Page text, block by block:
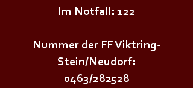
Im Notfall: 122
Nummer der FF Viktring-
Stein/Neudorf:
0463/282528